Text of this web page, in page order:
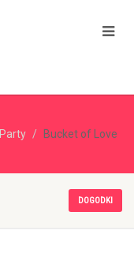
Party Bucket of Love
DOGODKI